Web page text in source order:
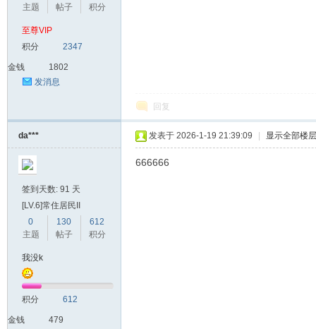
主题
帖子
积分
至尊VIP
积分
2347
金钱
1802
发消息
回复
da***
签到天数: 91 天
[LV.6]常住居民II
0
主题
130
帖子
612
积分
我没k
积分 612
金钱
479
发表于 2026-1-19 21:39:09 显示全部楼层
666666